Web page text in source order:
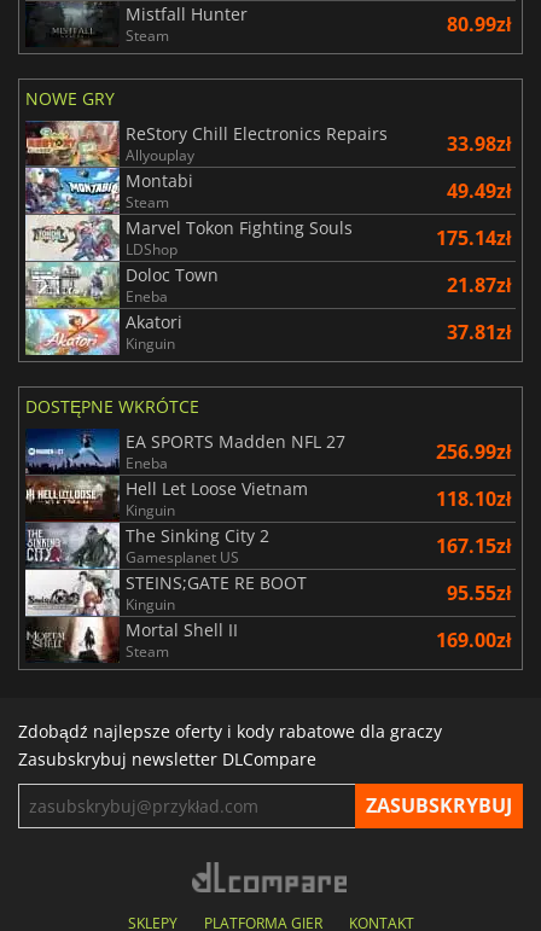
Mistfall Hunter
Steam 80.99zł
NOWE GRY
ReStory Chill Electronics Repairs
Allyouplay 33.98zł
Montabi
Steam 49.49zł
Marvel Tokon Fighting Souls
LDShop 175.14zł
Doloc Town
Eneba 21.87zł
Akatori
Kinguin 37.81zł
DOSTĘPNE WKRÓTCE
EA SPORTS Madden NFL 27
Eneba 256.99zł
Hell Let Loose Vietnam
Kinguin 118.10zł
The Sinking City 2
Gamesplanet US 167.15zł
STEINS;GATE RE BOOT
Kinguin 95.55zł
Mortal Shell II
Steam 169.00zł
Zdobądź najlepsze oferty i kody rabatowe dla graczy
Zasubskrybuj newsletter DLCompare
SKLEPY PLATFORMA GIER KONTAKT